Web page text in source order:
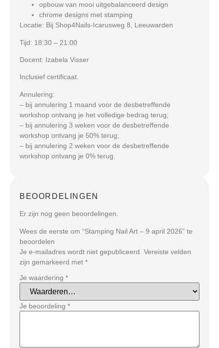
opbouw van mooi uitgebalanceerd design
chrome designs met stamping
Locatie: Bij Shop4Nails-Icarusweg 8, Leeuwarden
Tijd: 18:30 – 21:00
Docent: Izabela Visser
Inclusief certificaat.
Annulering:
– bij annulering 1 maand voor de desbetreffende
workshop ontvang je het volledige bedrag terug;
– bij annulering 3 weken voor de desbetreffende
workshop ontvang je 50% terug;
– bij annulering 2 weken voor de desbetreffende
workshop ontvang je 0% terug.
BEOORDELINGEN
Er zijn nog geen beoordelingen.
Wees de eerste om “Stamping Nail Art – 9 april 2026” te
beoordelen
Je e-mailadres wordt niet gepubliceerd. Vereiste velden
zijn gemarkeerd met *
Je waardering *
Je beoordeling *